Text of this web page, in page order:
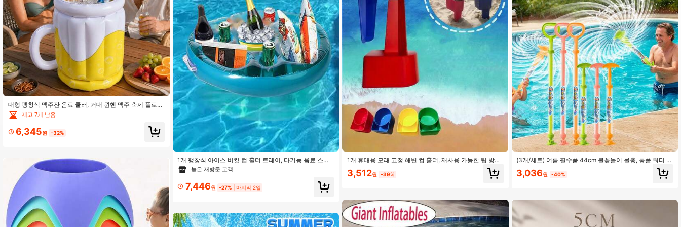
4.89
4K 팔로워
4K 팔로워
대형 팽창식 맥주잔 음료 쿨러, 거대 뮌헨 맥주 축제 플로팅
드링크 아이스 버킷, 파티, 뒷마당 바비큐, 여름 풀 파티 장
식에 적합
재고 7개 남음
6,345원 -32%
1개 팽창식 아이스 버킷 컵 홀더 트레이, 다기능 음료 스탠
드 컵 매트 파티 쿨러 플로팅 뗏목, 해변 필수품, 해변 액세
서리, 수영장 플로트, 수영장 팽창식
높은 재방문 고객
7,446원 -27% 마지막 2일
1개 휴대용 모래 고정 해변 컵 홀더, 재사용 가능한 팁 방지
음료 코스터, 야외 해변 모래 컵 홀더, 해변 캠핑 피크닉에
적합
3,512원 -39%
(3개/세트) 여름 필수품 44cm 불꽃놀이 물총, 롱풀 워터 캐
3,036원 -40%